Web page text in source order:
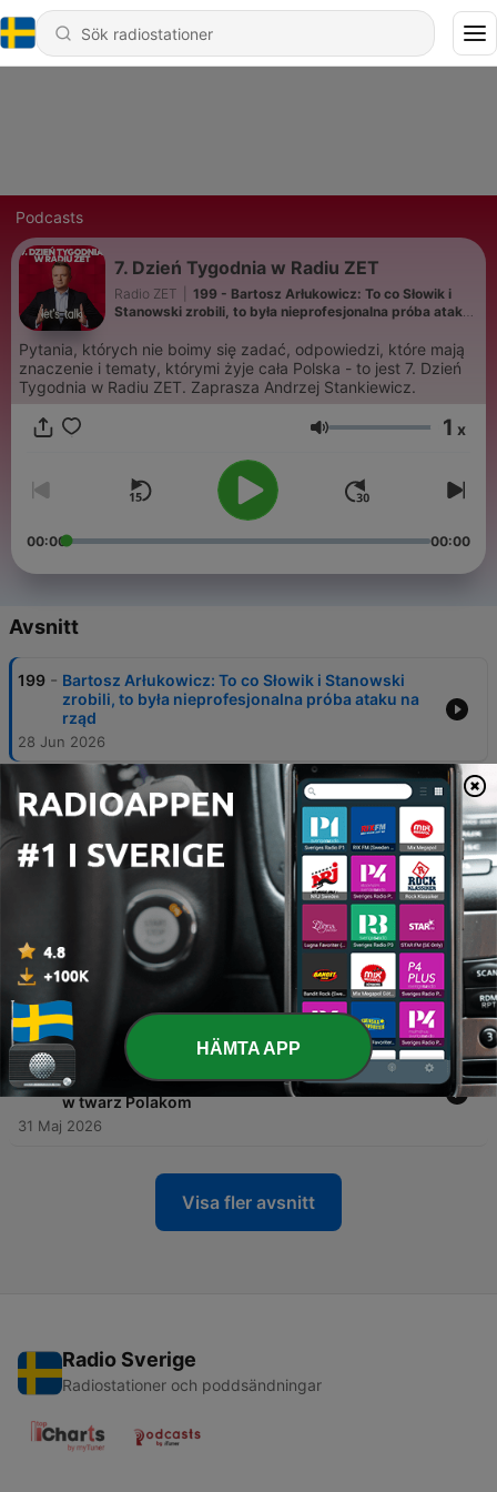
Podcasts
7. Dzień Tygodnia w Radiu ZET
Radio ZET
199 - Bartosz Arłukowicz: To co Słowik i
Stanowski zrobili, to była nieprofesjonalna próba ataku
Pytania, których nie boimy się zadać, odpowiedzi, które mają
znaczenie i tematy, którymi żyje cała Polska - to jest 7. Dzień
Tygodnia w Radiu ZET. Zaprasza Andrzej Stankiewicz.
Volym 1 x
00:00 00:00
Avsnitt
199 - Bartosz Arłukowicz: To co Słowik i Stanowski
zrobili, to była nieprofesjonalna próba ataku na
rząd
28 Jun 2026
198
Michał Szczerba: Prezydent Nawrocki będzie
miał nowy fanklub, który zakłada mu Dmitrij
Miedwiediew
21 Jun 2026
Krzysztof Hetman: Wypowiedź pana ministra
Szeptyckiego była beznadziejna i głupia
196 - Witold Tumanowicz: Każdy artysta powinien być
rzemieślnikiem i mieć choć trochę talentu
07 Jun 2026
195 - Bartłomiej Pejo: Obecnie Ukraińcy pod
przewodnictwem prezydenta Zełenskiego plują
w twarz Polakom
31 Maj 2026
Visa fler avsnitt
Radio Sverige
Radiostationer och poddsändningar
HÄMTA APP